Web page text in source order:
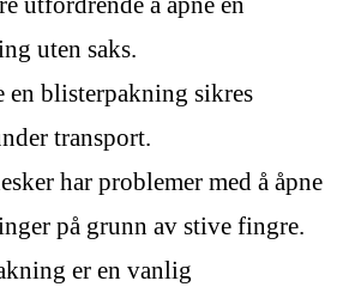
uten saks.
en blisterpakning sikres
transport.
har problemer med å åpne
på grunn av stive fingre.
er en vanlig